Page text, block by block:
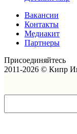
Вакансии
Контакты
Медиакит
Партнеры
Присоединяйтесь
2011-2026 © Кипр